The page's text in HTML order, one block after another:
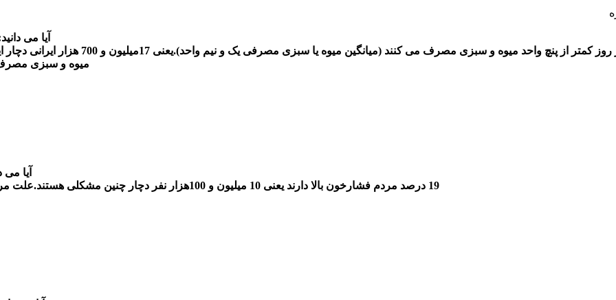
آیا می
میوه و سبزی
آیا می
19 درصد مردم فشارخون بالا دارند یعنی 10 میلیون و 100هزار نفر دچار چنین مشکلی هستند.علت مرگ 86500نفر در سال نیز فشار خون است. به عبارت دیگر:از هر 5 نفر یک نفر فشار خون بالا دارد.